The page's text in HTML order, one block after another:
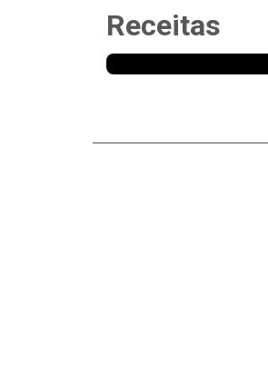
Receitas